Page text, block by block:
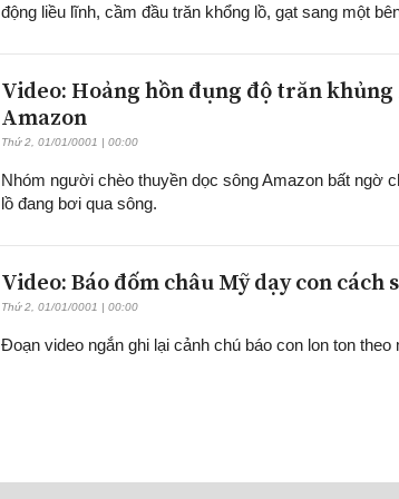
động liều lĩnh, cầm đầu trăn khổng lồ, gạt sang một
Video: Hoảng hồn đụng độ trăn
Amazon
Thứ 2, 01/01/0001 | 00:00
Nhóm người chèo thuyền dọc sông Amazon bất ngờ
lồ đang bơi qua sông.
Video: Báo đốm châu Mỹ dạy con cách
Thứ 2, 01/01/0001 | 00:00
Đoạn video ngắn ghi lại cảnh chú báo con lon ton